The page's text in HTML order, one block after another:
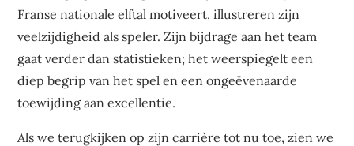
Franse nationale elftal motiveert, illustreren zijn
veelzijdigheid als speler. Zijn bijdrage aan het team
gaat verder dan statistieken; het weerspiegelt een
diep begrip van het spel en een ongeëvenaarde
toewijding aan excellentie.
Als we terugkijken op zijn carrière tot nu toe, zien we